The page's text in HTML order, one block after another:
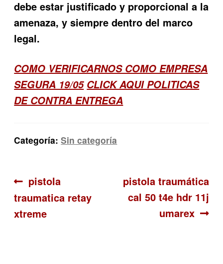
debe estar justificado y proporcional a la
amenaza, y siempre dentro del marco
legal.
COMO VERIFICARNOS COMO EMPRESA
SEGURA 19/05 CLICK AQUI POLITICAS
DE CONTRA ENTREGA
Categoría:Sin categoría
Navegación
de
Anterior:
pistola
traumatica retay
xtreme
Siguiente:
pistola traumática
cal 50 t4e hdr 11j
umarex